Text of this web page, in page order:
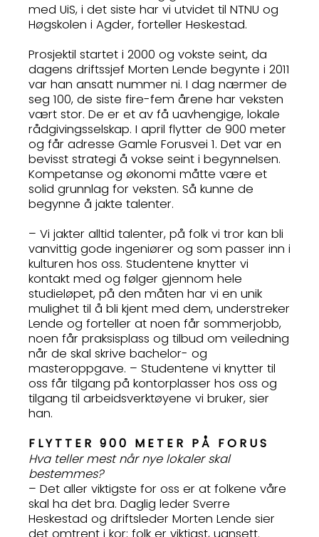
med UiS, i det siste har vi utvidet til NTNU og
Høgskolen i Agder, forteller Heskestad.
Prosjektil startet i 2000 og vokste seint, da
dagens driftssjef Morten Lende begynte i 2011
var han ansatt nummer ni. I dag nærmer de
seg 100, de siste fire-fem årene har veksten
vært stor. De er et av få uavhengige, lokale
rådgivingsselskap. I april flytter de 900 meter
og får adresse Gamle Forusvei 1. Det var en
bevisst strategi å vokse seint i begynnelsen.
Kompetanse og økonomi måtte være et
solid grunnlag for veksten. Så kunne de
begynne å jakte talenter.
– Vi jakter alltid talenter, på folk vi tror kan bli
vanvittig gode ingeniører og som passer inn i
kulturen hos oss. Studentene knytter vi
kontakt med og følger gjennom hele
studieløpet, på den måten har vi en unik
mulighet til å bli kjent med dem, understreker
Lende og forteller at noen får sommerjobb,
noen får praksisplass og tilbud om veiledning
når de skal skrive bachelor- og
masteroppgave. – Studentene vi knytter til
oss får tilgang på kontorplasser hos oss og
tilgang til arbeidsverktøyene vi bruker, sier
han.
FLYTTER 900 METER PÅ FORUS
Hva teller mest når nye lokaler skal
bestemmes?
– Det aller viktigste for oss er at folkene våre
skal ha det bra. Daglig leder Sverre
Heskestad og driftsleder Morten Lende sier